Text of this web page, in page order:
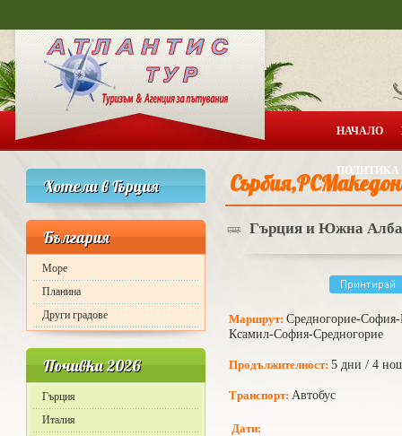
НАЧАЛО
Хотели в Гърция
България
Море
Планина
Други градове
Почивки 2026
Гърция
Италия
Гърция и Южна
Маршрут: Средногорие-
Ксамил-София-Средногорие
Продължителност: 5 дни / 4
Транспорт: Автобус
Дати: